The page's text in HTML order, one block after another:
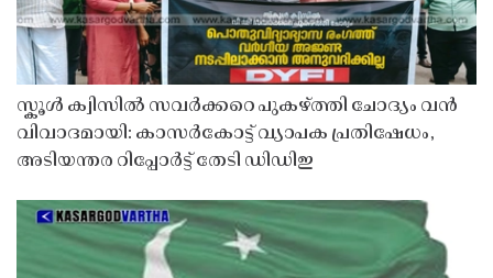
സ്കൂൾ ക്വിസിൽ സവർക്കറെ പുകഴ്ത്തി ചോദ്യം വൻ
വിവാദമായി: കാസർകോട്ട് വ്യാപക പ്രതിഷേധം,
അടിയന്തര റിപ്പോർട്ട് തേടി ഡിഡിഇ